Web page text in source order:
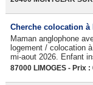
Cherche colocation à
Maman anglophone
logement / colocation
mi-aout 2026. Enfant
87000 LIMOGES - Prix